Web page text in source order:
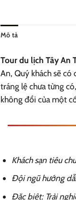
Mô tả
Tour du lịch Tây An
An, Quý khách sẽ
tráng lệ chưa từng
không đổi của một
Khách sạn tiêu
Đội ngũ hướng
Đặc biệt: Trải